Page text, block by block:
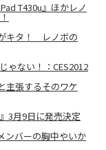
T430u』ほかレノ
キタ！ レノボの
ゃない！：CES2012
主張するそのワケ
3月9日に発売決定
ンバーの胸中やいか